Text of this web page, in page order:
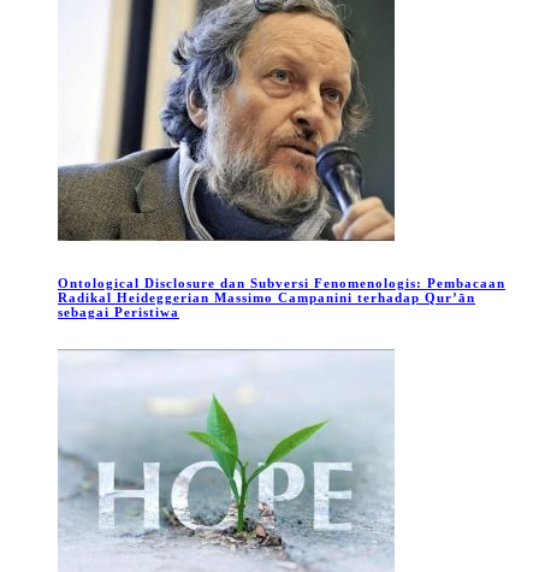
Ontological Disclosure dan Subversi Fenomenologis: Pembacaan
Radikal Heideggerian Massimo Campanini terhadap Qur’ān
sebagai Peristiwa